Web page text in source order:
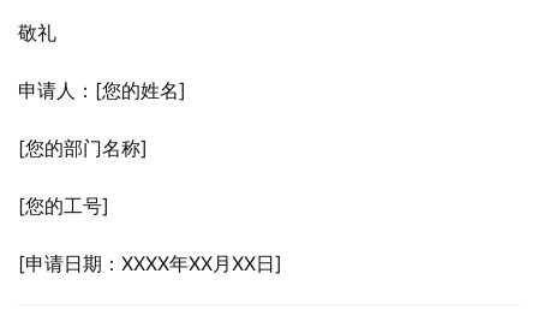
敬礼
申请人：[您的姓名]
[您的部门名称]
[您的工号]
[申请日期：XXXX年XX月XX日]